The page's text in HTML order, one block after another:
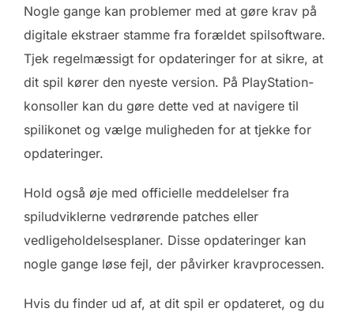
Nogle gange kan problemer med at gøre krav på
digitale ekstraer stamme fra forældet spilsoftware.
Tjek regelmæssigt for opdateringer for at sikre, at
dit spil kører den nyeste version. På PlayStation-
konsoller kan du gøre dette ved at navigere til
spilikonet og vælge muligheden for at tjekke for
opdateringer.
Hold også øje med officielle meddelelser fra
spiludviklerne vedrørende patches eller
vedligeholdelsesplaner. Disse opdateringer kan
nogle gange løse fejl, der påvirker kravprocessen.
Hvis du finder ud af, at dit spil er opdateret, og du